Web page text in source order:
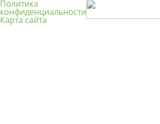
Политика
конфиденциальности
Карта сайта